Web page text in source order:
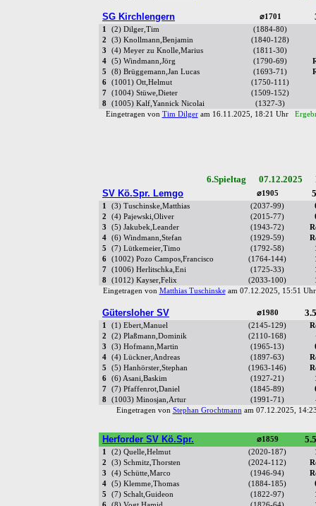
SG Kirchlengern ⌀1701
1 (2) Dilger,Tim
(1884-80)
2
(3) Knollmann,Benjamin
(1840-128)
3
(4) Meyer zu Knolle,Marius
(1811-30)
4
(5) Windmann,Jörg (1790-69)
5
(8) Brüggemann,Jan Lucas (1693-71)
6
(1001) Ott,Helmut
(1750-111)
7
(1004) Stüwe,Dieter
(1509-152)
8
(1005) Kalf,Yannick Nicolai
(1327-3)
Eingetragen von Tim Dilgeram 16.11.2025, 18:21 Uhr
6.Spieltag 07.12.2025
SV Kö.Spr. Lemgo
⌀1905
1 (3) Tuschinske,Matthias (2037-99)
2
(4) Pajewski,Oliver (2015-77)
3
(5) Jakubek,Leander (1943-72)
4
(6) Windmann,Stefan (1929-59)
5
(7) Lütkemeier,Timo (1792-58)
6
(1002) Pozo Campos,Francisco (1764-144)
7
(1006) Herlitschka,Eni (1725-33)
8
(1012) Kayser,Felix (2033-100)
Eingetragen von Matthias Tuschinskeam 07.12.2025, 15:51
Gütersloher SV ⌀1980
1 (1) Ebert,Manuel (2145-129)
2
(2) Plaßmann,Dominik (2110-168)
3
(3) Hofmann,Martin (1965-13)
4
(4) Lückner,Andreas (1897-63)
5
(5) Hanhörster,Stephan (1963-146)
6
(6) Asani,Baskim (1927-21)
7
(7) Pfaffenrot,Daniel (1845-89)
8
(1003) Minosjan,Artur (1991-71)
Eingetragen von Stephan Grochtmannam 07.12.2025,
Herforder SV Kö.Spr. ⌀1859
1 (2) Quelle,Helmut (2020-187)
2
(3) Schmitz,Thorsten (2024-112)
3
(4) Schütte,Marco (1946-94)
4
(5) Klemme,Thomas (1884-185)
5
(7) Schalt,Guideon (1822-97)